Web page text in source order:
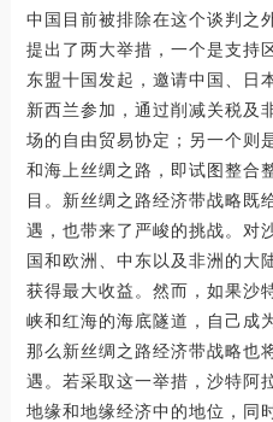
中国目前被排除在这个谈判之
提出了两大举措，一个是支持
东盟十国发起，邀请中国、日
新西兰参加，通过削减关税及
场的自由贸易协定；另一个则
和海上丝绸之路，即试图整合
目。新丝绸之路经济带战略既
遇，也带来了严峻的挑战。对
国和欧洲、中东以及非洲的大
获得最大收益。然而，如果沙
峡和红海的海底隧道，自己成
那么新丝绸之路经济带战略也
遇。若采取这一举措，沙特阿
地缘和地缘经济中的地位，同